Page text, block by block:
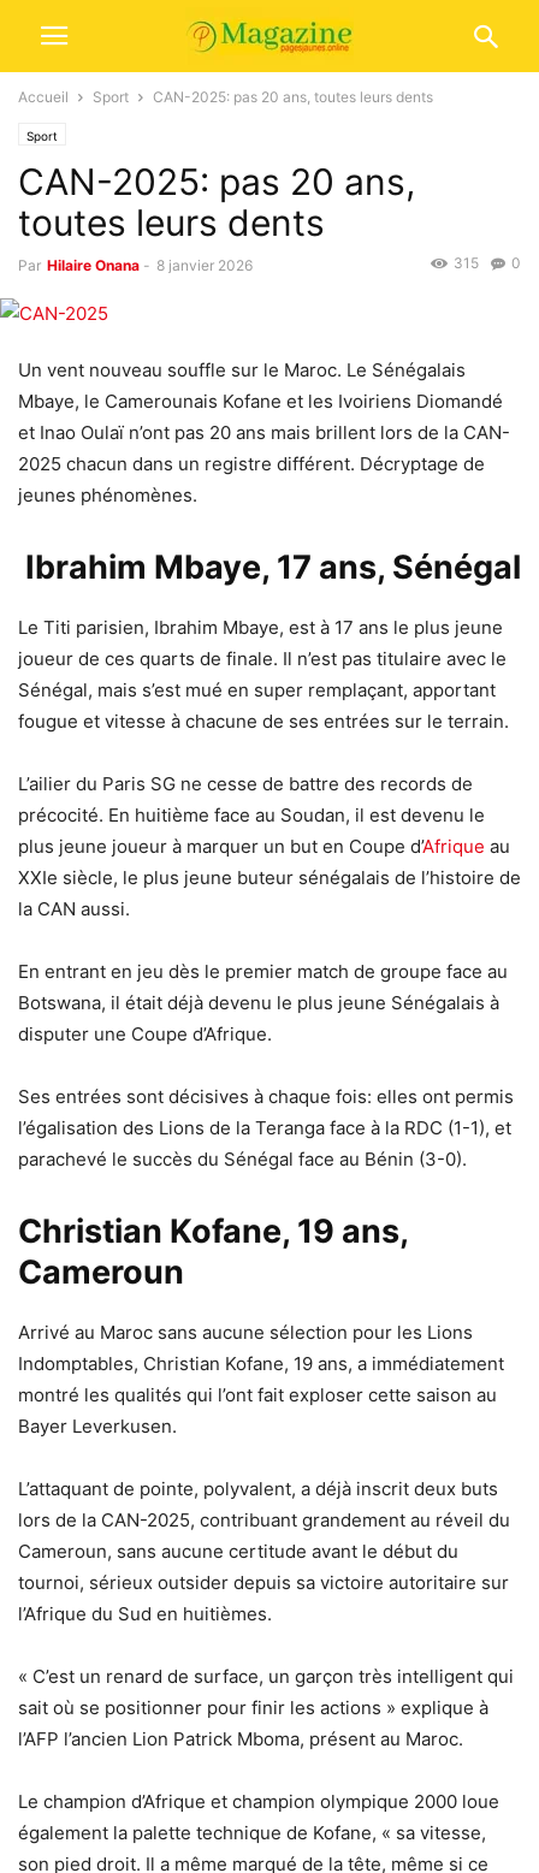
Accueil Sport CAN-2025: pas 20 ans, toutes leurs dents
Sport
CAN-2025: pas 20 ans,
toutes leurs dents
Par Hilaire Onana - 8 janvier 2026 0
315
Un vent nouveau souffle sur le Maroc. Le Sénégalais
Mbaye, le Camerounais Kofane et les Ivoiriens Diomandé
et Inao Oulaï n’ont pas 20 ans mais brillent lors de la CAN-
2025 chacun dans un registre différent. Décryptage de
jeunes phénomènes.
Ibrahim Mbaye, 17 ans, Sénégal
Le Titi parisien, Ibrahim Mbaye, est à 17 ans le plus jeune
joueur de ces quarts de finale. Il n’est pas titulaire avec le
Sénégal, mais s’est mué en super remplaçant, apportant
fougue et vitesse à chacune de ses entrées sur le terrain.
L’ailier du Paris SG ne cesse de battre des records de
précocité. En huitième face au Soudan, il est devenu le
plus jeune joueur à marquer un but en Coupe d’Afrique au
XXIe siècle, le plus jeune buteur sénégalais de l’histoire de
la CAN aussi.
En entrant en jeu dès le premier match de groupe face au
Botswana, il était déjà devenu le plus jeune Sénégalais à
disputer une Coupe d’Afrique.
Ses entrées sont décisives à chaque fois: elles ont permis
l’égalisation des Lions de la Teranga face à la RDC (1-1), et
parachevé le succès du Sénégal face au Bénin (3-0).
Christian Kofane, 19 ans,
Cameroun
Arrivé au Maroc sans aucune sélection pour les Lions
Indomptables, Christian Kofane, 19 ans, a immédiatement
montré les qualités qui l’ont fait exploser cette saison au
Bayer Leverkusen.
L’attaquant de pointe, polyvalent, a déjà inscrit deux buts
lors de la CAN-2025, contribuant grandement au réveil du
Cameroun, sans aucune certitude avant le début du
tournoi, sérieux outsider depuis sa victoire autoritaire sur
l’Afrique du Sud en huitièmes.
« C’est un renard de surface, un garçon très intelligent qui
sait où se positionner pour finir les actions » explique à
l’AFP l’ancien Lion Patrick Mboma, présent au Maroc.
Le champion d’Afrique et champion olympique 2000 loue
également la palette technique de Kofane, « sa vitesse,
son pied droit. Il a même marqué de la tête, même si ce